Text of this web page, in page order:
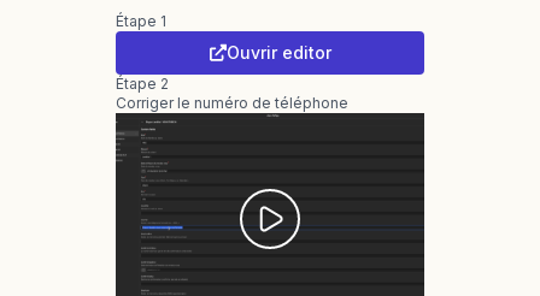
Étape 1
Ouvrir editor
Étape 2
Corriger le numéro de téléphone